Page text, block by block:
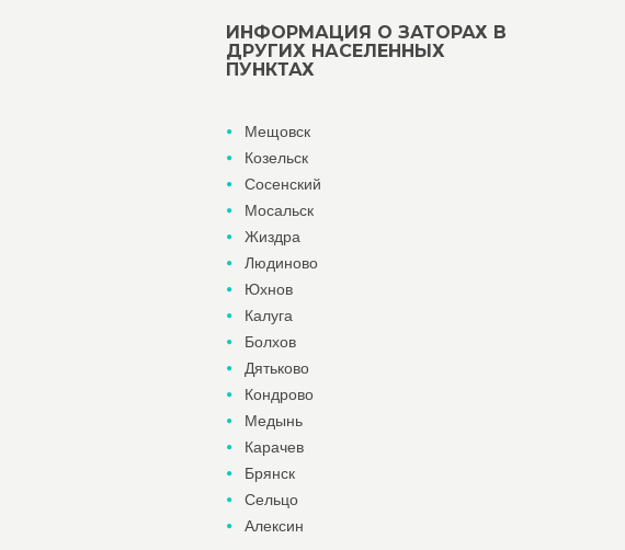
ИНФОРМАЦИЯ О ЗАТОРАХ В
ДРУГИХ НАСЕЛЕННЫХ
ПУНКТАХ
Мещовск
Козельск
Сосенский
Мосальск
Жиздра
Людиново
Юхнов
Калуга
Болхов
Дятьково
Кондрово
Медынь
Карачев
Брянск
Сельцо
Алексин